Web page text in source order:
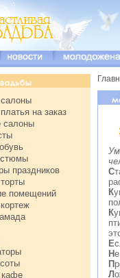
на заказ
салоны
праздников
помещений
кафе
У
С
К
К
Е
Н
П
Л